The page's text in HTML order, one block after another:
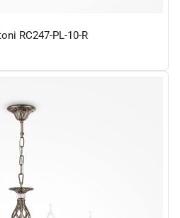
RC247-PL-10-R